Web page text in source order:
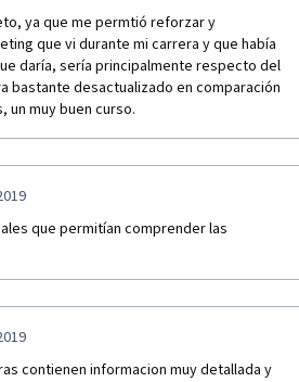
ya que me permtió reforzar y
que vi durante mi carrera y que había
daría, sería principalmente respecto del
bastante desactualizado en comparación
un muy buen curso.
que permitían comprender las
contienen informacion muy detallada y